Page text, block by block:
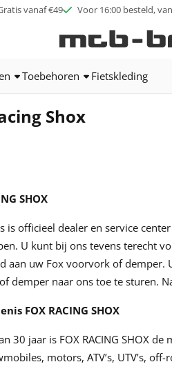
sta alle cookies toe.
vanaf €49 Voor 16:00 besteld,
Toebehoren Fietskleding
Shox
SHOX
is officieel dealer en service
U kunt bij ons tevens terecht
aan uw Fox voorvork of demper.
demper naar ons toe te sturen.
FOX RACING SHOX
30 jaar is FOX RACING SHOX
motors, ATV’s, UTV’s,